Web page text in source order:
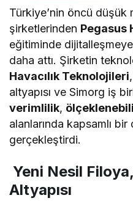
Türkiye’nin öncü düşük
şirketlerinden Pegasus
eğitiminde
daha attı. Şirketin
Havacılık Teknolojileri
altyapısı ve Simorg iş
verimlilik,
alanlarında kapsamlı
gerçekleştirdi.
Yeni Nesil
Altyapısı